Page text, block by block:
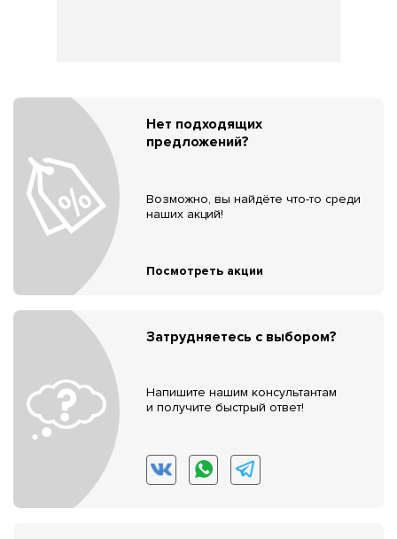
Нет подходящих
предложений?
Возможно, вы найдёте что-то среди
наших акций!
Посмотреть акции
Затрудняетесь с выбором?
Напишите нашим консультантам
и получите быстрый ответ!